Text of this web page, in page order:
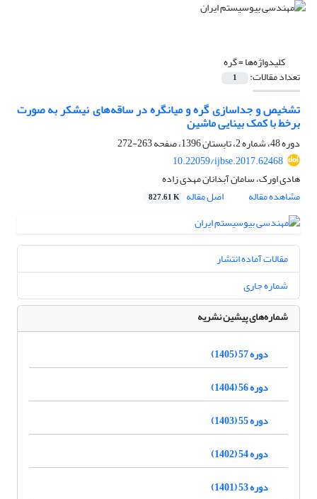
کلیدواژه‌ها =گره
تعداد مقالات: 1
تشخیص و جداسازی گره و میانگره در ساقه‌های نیشکر به صورت
برخط با کمک بینایی ماشین
دوره 48، شماره 2، تابستان 1396، صفحه
263-272
10.22059/ijbse.2017.62468
هادی اورک، سامان آبدانان مهدی زاده
مشاهده مقاله
اصل مقاله 827.61 K
مقالات آماده انتشار
شماره جاری
شماره‌های پیشین نشریه
دوره 57 (1405)
دوره 56 (1404)
دوره 55 (1403)
دوره 54 (1402)
دوره 53 (1401)